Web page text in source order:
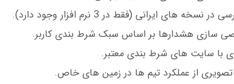
نسخه های ایرانی (فقط در 3 نرم افزار وجود دارد).
سازی هشدارها بر اساس سبک شرط بندی کاربر.
با سایت های شرط بندی معتبر.
از عملکرد تیم ها در زمین های خاص.